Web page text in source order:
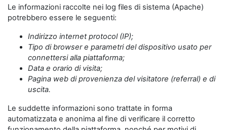
Le informazioni raccolte nei log files di sistema (Apache)
potrebbero essere le seguenti:
Indirizzo internet protocol (IP);
Tipo di browser e parametri del dispositivo usato per
connettersi alla piattaforma;
Data e orario di visita;
Pagina web di provenienza del visitatore (referral) e di
uscita.
Le suddette informazioni sono trattate in forma
automatizzata e anonima al fine di verificare il corretto